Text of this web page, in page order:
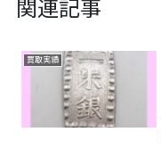
関連記事
買取実績